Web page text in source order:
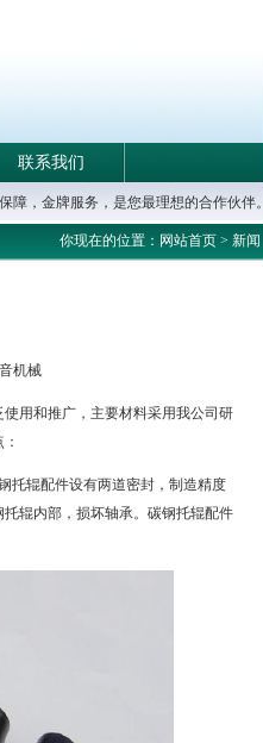
联系我们
障，金牌服务，是您最理想的合作伙伴。
你现在的位置：网站首页 > 新闻
机械
用和推广，主要材料采用我公司研
托辊配件设有两道密封，制造精度
辊内部，损坏轴承。碳钢托辊配件